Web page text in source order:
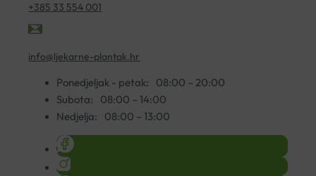
+385 33 554 001
info@ljekarne-plantak.hr
Ponedjeljak - petak:
08:00 – 20:00
Subota:
08:00 – 14:00
Nedjelja:
08:00 – 13:00